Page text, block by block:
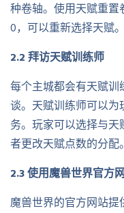
种卷轴。使用天赋重
0，可以重新选择天赋。
2.2 拜访天赋训练师
每个主城都会有天赋
谈。天赋训练师可以
务。玩家可以选择与
者更改天赋点数的分配。
2.3 使用魔兽世界官方
魔兽世界的官方网站提